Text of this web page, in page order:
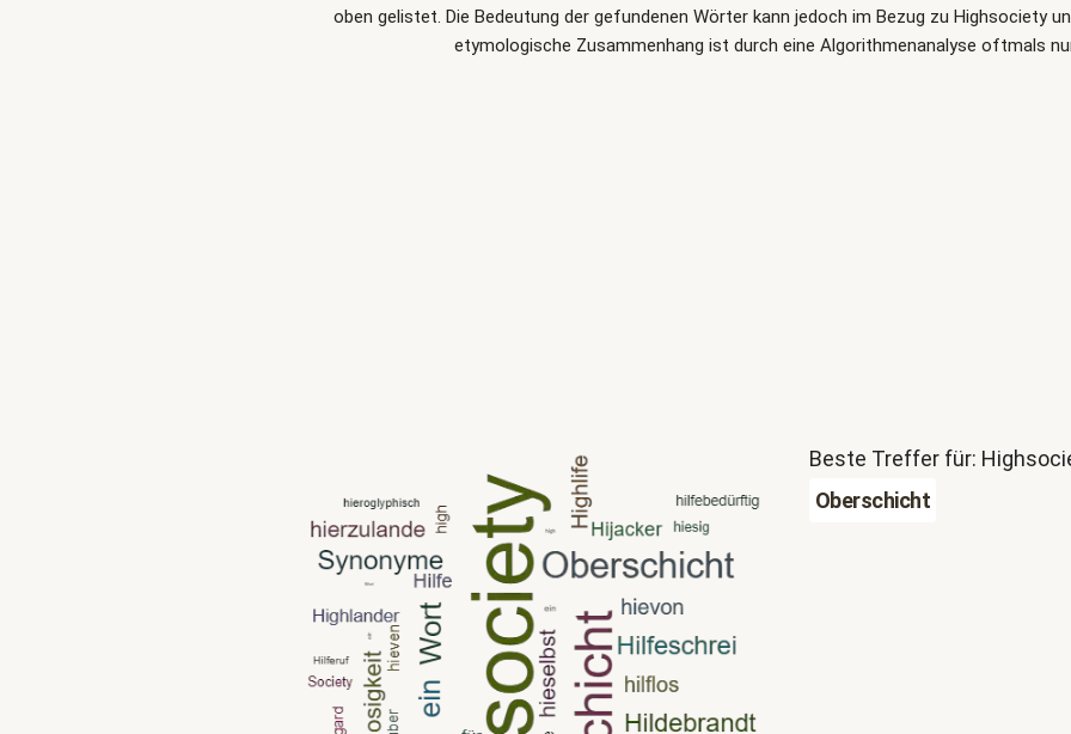
oben gelistet. Die Bedeutung der gefundenen Wörter kann jedoch im Bezug zu Highsociety
etymologische Zusammenhang ist durch eine Algorithmenanalyse oftmals
Beste Treffer für:
Oberschicht